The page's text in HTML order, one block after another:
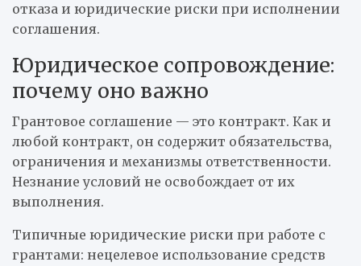
отказа и юридические риски при исполнении
соглашения.
Юридическое сопровождение:
почему оно важно
Грантовое соглашение — это контракт. Как и
любой контракт, он содержит обязательства,
ограничения и механизмы ответственности.
Незнание условий не освобождает от их
выполнения.
Типичные юридические риски при работе с
грантами: нецелевое использование средств